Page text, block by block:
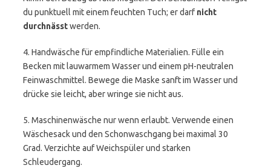
du punktuell mit einem feuchten Tuch; er darf nicht
durchnässtwerden.
4. Handwäsche für empfindliche Materialien. Fülle ein
Becken mit lauwarmem Wasser und einem pH-neutralen
Feinwaschmittel. Bewege die Maske sanft im Wasser und
drücke sie leicht, aber wringe sie nicht aus.
5. Maschinenwäsche nur wenn erlaubt. Verwende einen
Wäschesack und den Schonwaschgang bei maximal 30
Grad. Verzichte auf Weichspüler und starken
Schleudergang.